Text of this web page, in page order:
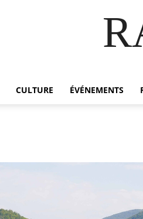
CULTURE ÉVÉNEMENTS